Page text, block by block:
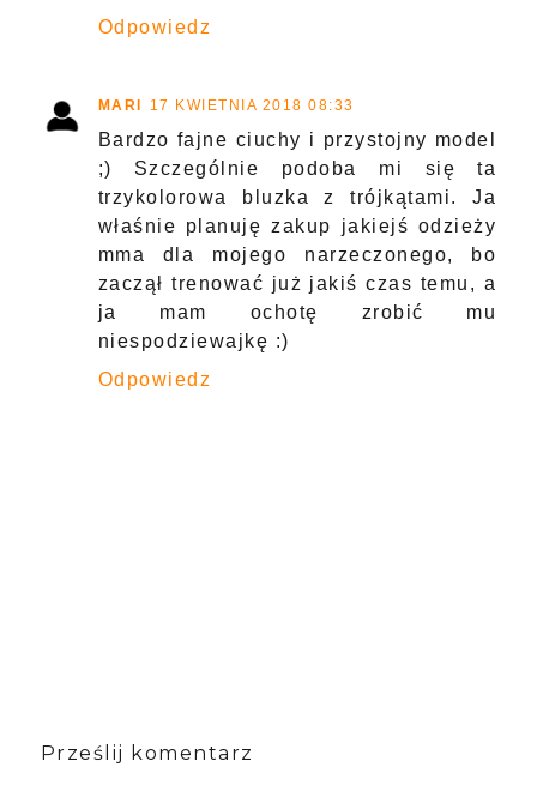
Odpowiedz
MARI 17 KWIETNIA 2018 08:33
Bardzo fajne ciuchy i przystojny model
;) Szczególnie podoba mi się ta
trzykolorowa bluzka z trójkątami. Ja
właśnie planuję zakup jakiejś odzieży
mma dla mojego narzeczonego, bo
zaczął trenować już jakiś czas temu, a
ja mam ochotę zrobić mu
niespodziewajkę :)
Odpowiedz
Prześlij komentarz